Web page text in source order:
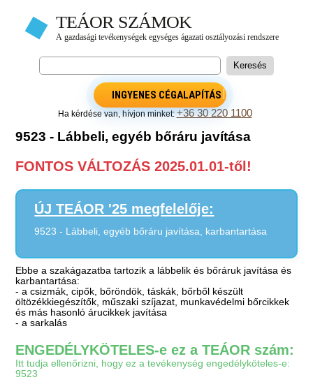
INGYENES CÉGALAPÍTÁS
Ha kérdése van, hívjon minket:+36 30 220 1100
9523 - Lábbeli, egyéb bőráru javítása
FONTOS VÁLTOZÁS 2025.01.01-től!
ÚJ TEÁOR '25 megfelelője:
9523 - Lábbeli, egyéb bőráru javítása, karbantartása
Ebbe a szakágazatba tartozik a lábbelik és bőráruk javítása és
karbantartása:
- a csizmák, cipők, bőröndök, táskák, bőrből készült
öltözékkiegészítők, műszaki szíjazat, munkavédelmi bőrcikkek
és más hasonló árucikkek javítása
- a sarkalás
ENGEDÉLYKÖTELES-e ez a TEÁOR szám:
Itt tudja ellenőrizni, hogy ez a tevékenység engedélyköteles-e:
9523